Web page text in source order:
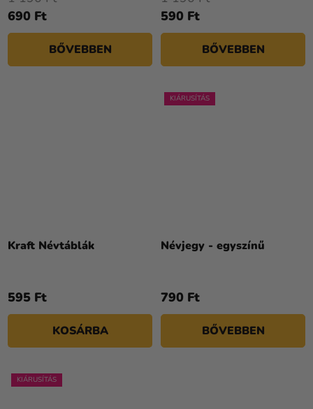
690 Ft
BŐVEBBEN
590 Ft
BŐVEBBEN
Kraft Névtáblák
595 Ft
KOSÁRBA
KIÁRUSÍTÁS
Névjegy - egyszínű
790 Ft
BŐVEBBEN
KIÁRUSÍTÁS